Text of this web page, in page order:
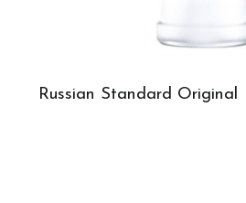
Russian Standard Original